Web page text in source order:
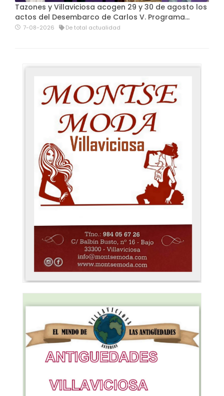
Tazones y Villaviciosa acogen 29 y 30 de agosto los
actos del Desembarco de Carlos V. Programa…
7-08-2026 De total actualidad